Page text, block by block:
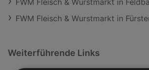
FWM Fleisch & Wurstmarkt in
FWM Fleisch & Wurstmarkt in
Weiterführende Links